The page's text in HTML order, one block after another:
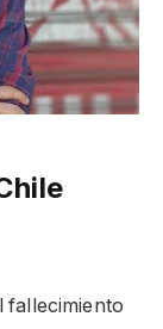
fallecimiento